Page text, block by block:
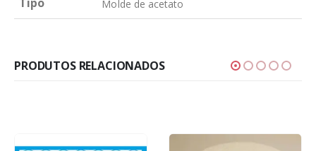
Tipo
Molde de acetato
PRODUTOS RELACIONADOS